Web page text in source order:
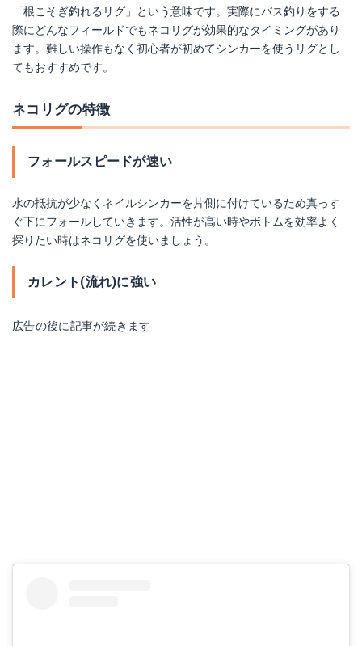
「根こそぎ釣れるリグ」という意味です。実際にバス釣りをする
際にどんなフィールドでもネコリグが効果的なタイミングがあり
ます。難しい操作もなく初心者が初めてシンカーを使うリグとし
てもおすすめです。
ネコリグの特徴
フォールスピードが速い
水の抵抗が少なくネイルシンカーを片側に付けているため真っす
ぐ下にフォールしていきます。活性が高い時やボトムを効率よく
探りたい時はネコリグを使いましょう。
カレント(流れ)に強い
広告の後に記事が続きます